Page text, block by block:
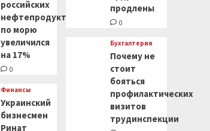
российских
нефтепродуктов
по морю
увеличился
на 17%
0
Финансы
Украинский
бизнесмен
Ринат
продлены
0
Бухгалтерия
Почему не
стоит
бояться
профилактических
визитов
трудинспекции